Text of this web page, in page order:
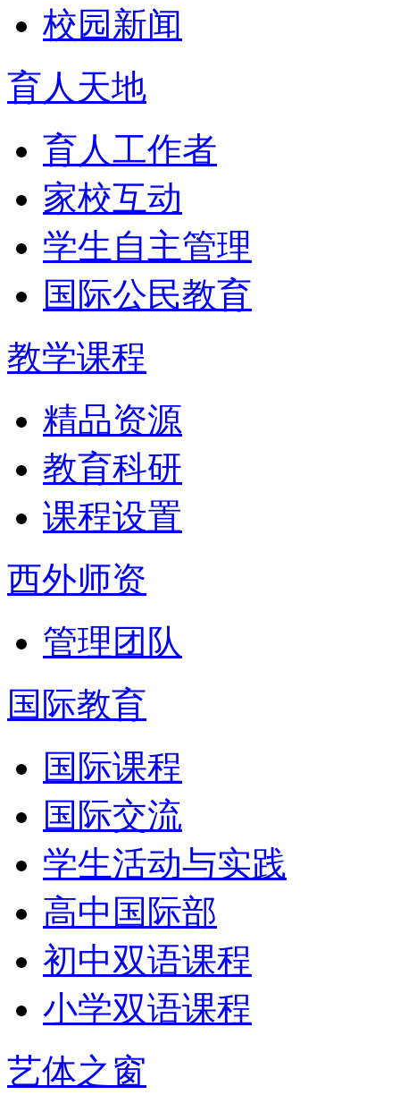
校园新闻
育人天地
育人工作者
家校互动
学生自主管理
国际公民教育
教学课程
精品资源
教育科研
课程设置
西外师资
管理团队
国际教育
国际课程
国际交流
学生活动与实践
高中国际部
初中双语课程
小学双语课程
艺体之窗